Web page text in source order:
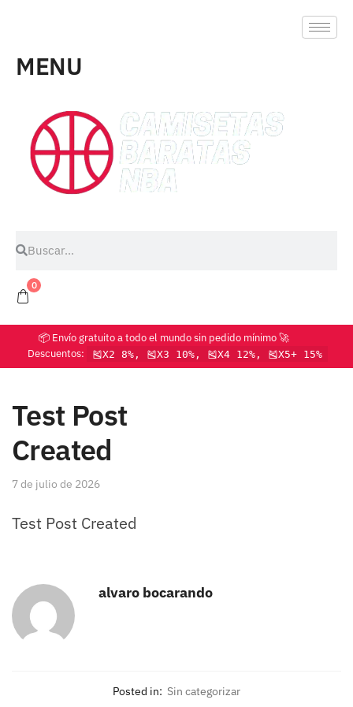
MENU
0
📦 Envío gratuito a todo el mundo sin pedido mínimo 🚀
Descuentos:
🎽X2 8%, 🎽X3 10%, 🎽X4 12%, 🎽X5+ 15%
Test Post
Created
7 de julio de 2026
Test Post Created
alvaro bocarando
Posted in: Sin categorizar